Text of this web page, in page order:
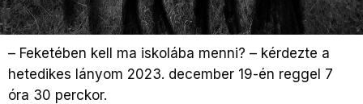
– Feketében kell ma iskolába menni? – kérdezte a
hetedikes lányom 2023. december 19-én reggel 7
óra 30 perckor.